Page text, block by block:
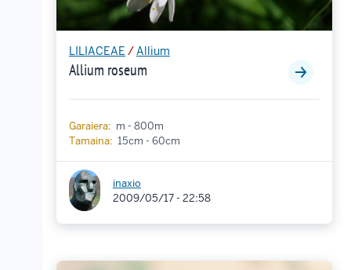
LILIACEAE /Allium
Allium roseum
Garaiera: m - 800m
Tamaina: 15cm - 60cm
inaxio
2009/05/17 - 22:58